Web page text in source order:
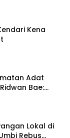
Kena
Adat
Bae:
Pantas!
Lokal di
Rebus